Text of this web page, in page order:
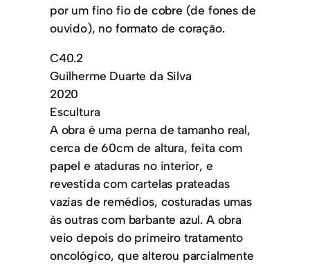
por um fino fio de cobre (de fones de
ouvido), no formato de coração.
C40.2
Guilherme Duarte da Silva
2020
Escultura
A obra é uma perna de tamanho real,
cerca de 60cm de altura, feita com
papel e ataduras no interior, e
revestida com cartelas prateadas
vazias de remédios, costuradas umas
às outras com barbante azul. A obra
veio depois do primeiro tratamento
oncológico, que alterou parcialmente